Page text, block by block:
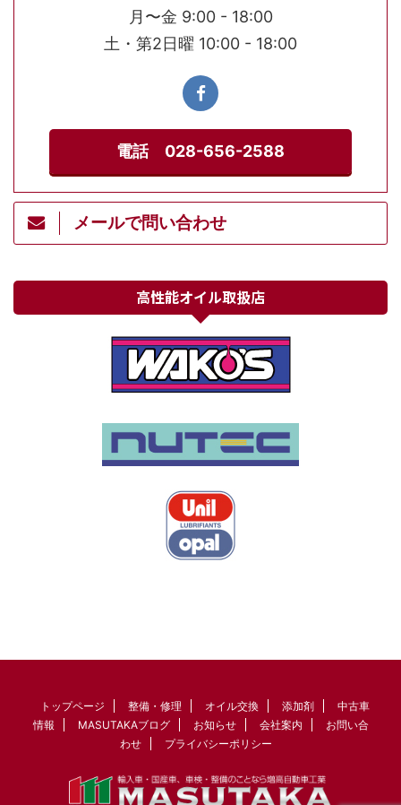
月〜金 9:00 - 18:00
土・第2日曜 10:00 - 18:00
電話 028-656-2588
メールで問い合わせ
高性能オイル取扱店
トップページ 整備・修理 オイル交換 添加剤
中古車
情報
MASUTAKAブログ お知らせ 会社案内
お問い合
わせ
プライバシーポリシー